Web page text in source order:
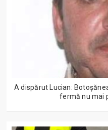
A dispărut Lucian:
fermă nu mai